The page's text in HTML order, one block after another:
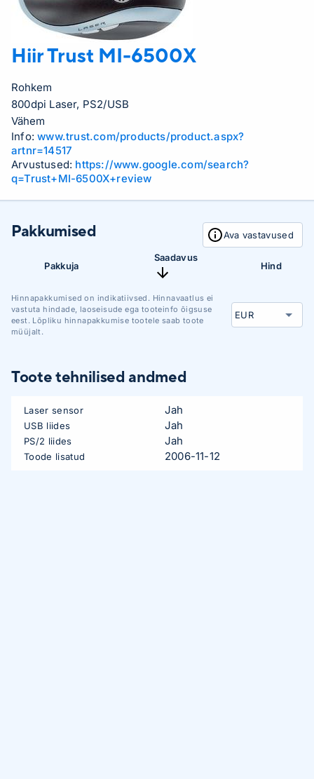
Hiir Trust MI-6500X
Rohkem
800dpi Laser, PS2/USB
Vähem
Info:www.trust.com/products/product.aspx?
artnr=14517
Arvustused: https://www.google.com/search?
q=Trust+MI-6500X+review
Pakkumised Ava vastavused
Pakkuja
Saadavus
Hind
Hinnapakkumised on indikatiivsed. Hinnavaatlus ei
vastuta hindade, laoseisude ega tooteinfo õigsuse
eest. Lõpliku hinnapakkumise tootele saab toote
müüjalt.
Toote tehnilised andmed
Laser sensor Jah
USB liides Jah
PS/2 liides Jah
Toode lisatud 2006-11-12